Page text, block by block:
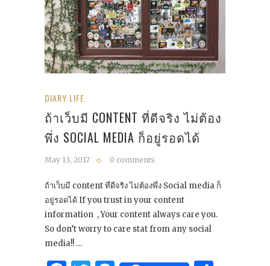
DIARY LIFE
ถ้าเว็บมี CONTENT ที่ดีจริง ไม่ต้อง
พึ่ง SOCIAL MEDIA ก็อยู่รอดได้
May 13, 2017 0 comments
ถ้าเว็บมี content ที่ดีจริง ไม่ต้องพึ่ง Social media ก็
อยู่รอดได้ If you trust in your content
information , Your content always care you.
So don’t worry to care stat from any social
media!! …